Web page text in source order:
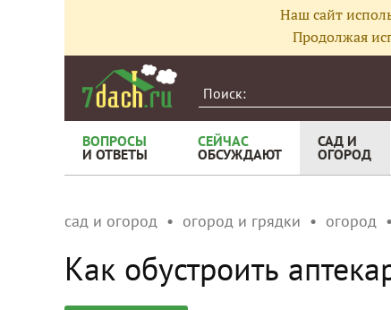
Наш сайт
Продолжая
ВОПРОСЫ
И ОТВЕТЫ
СЕЙЧАС
ОБСУЖДАЮТ
САД И
ОГОРОД
сад и огород огород и грядки огород
Как обустроить